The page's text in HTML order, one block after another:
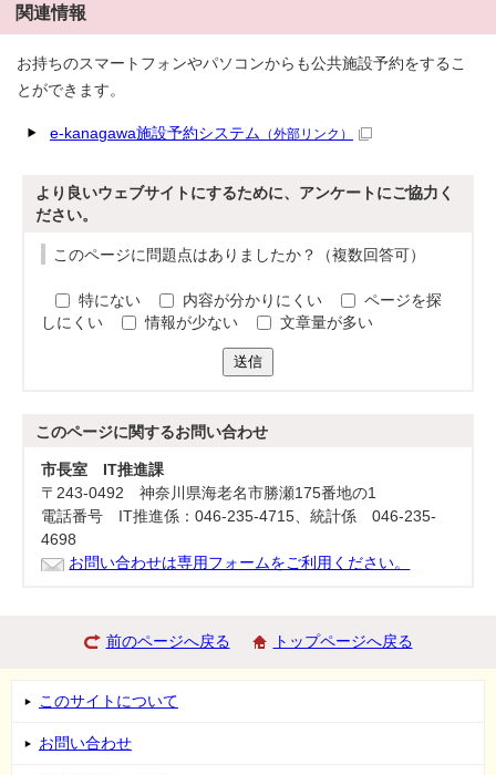
関連情報
お持ちのスマートフォンやパソコンからも公共施設予約をするこ
とができます。
e-kanagawa施設予約システム （外部リンク）
より良いウェブサイトにするために、アンケートにご協力く
ださい。
このページに問題点はありましたか？（複数回答可）
特にない 内容が分かりにくい
ページを探
しにくい
情報が少ない 文章量が多い
送信
このページに関するお問い合わせ
市長室 IT推進課
〒243-0492 神奈川県海老名市勝瀬175番地の1
電話番号 IT推進係：046-235-4715、統計係 046-235-
4698
お問い合わせは専用フォームをご利用ください。
前のページへ戻る トップページへ戻る
このサイトについて
お問い合わせ